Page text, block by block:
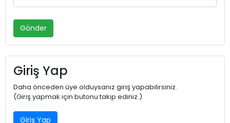
Gönder
Giriş Yap
Daha önceden üye olduysanız giriş yapabilirsiniz.
(Giriş yapmak için butonu takip ediniz.)
Giriş Yap